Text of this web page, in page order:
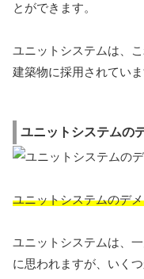
とができます。
ユニットシステムは、
建築物に採用されていま
ユニットシステムの
ユニットシステムのデ
ユニットシステムは、
に思われますが、いく